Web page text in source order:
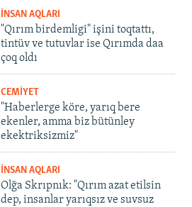
İNSAN AQLARI
"Qırım birdemligi" işini toqtattı,
tintüv ve tutuvlar ise Qırımda daa
çoq oldı
CEMİYET
"Haberlerge köre, yarıq bere
ekenler, amma biz bütünley
ekektriksizmiz"
İNSAN AQLARI
Olğa Skrıpnık: "Qırım azat etilsin
dep, insanlar yarıqsız ve suvsuz